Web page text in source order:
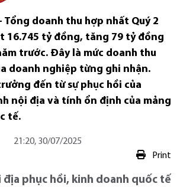
Tổng doanh thu hợp nhất Quý 2
16.745 tỷ đồng, tăng 79 tỷ đồng
trước. Đây là mức doanh thu
doanh nghiệp từng ghi nhận.
đến từ sự phục hồi của
nội địa và tính ổn định của mảng
tế.
21:20, 30/07/2025
Print
địa phục hồi, kinh doanh quốc tế